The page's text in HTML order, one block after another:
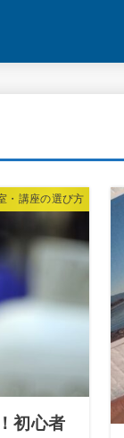
・講座の選び方
初心者